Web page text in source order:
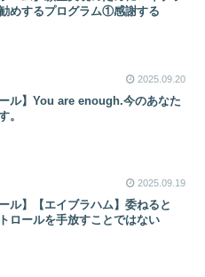
めするプログラム①感謝する
2025.09.20
ール】You are enough.今のあなた
。
2025.09.19
ール】【エイブラハム】委ねると
ロールを手放すことではない